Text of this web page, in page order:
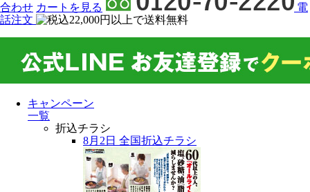
合わせ カート を見る
電
話注文
キャンペーン
一覧
折込チラシ
8月2日 全国折込チラシ